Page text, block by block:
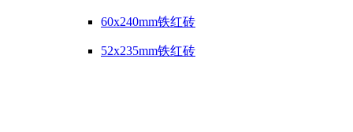
60x240mm铁红砖
52x235mm铁红砖